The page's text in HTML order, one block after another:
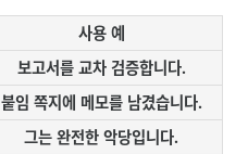
사용 예
보고서를 교차 검증합니다.
붙임 쪽지에 메모를 남겼습니다.
그는 완전한 악당입니다.